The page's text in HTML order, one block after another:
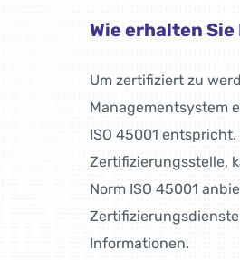
Wie erhalten
Um zertifiziert zu
Managementsystem
ISO 45001
Zertifizierungsstelle,
Norm ISO 45001
Informationen.